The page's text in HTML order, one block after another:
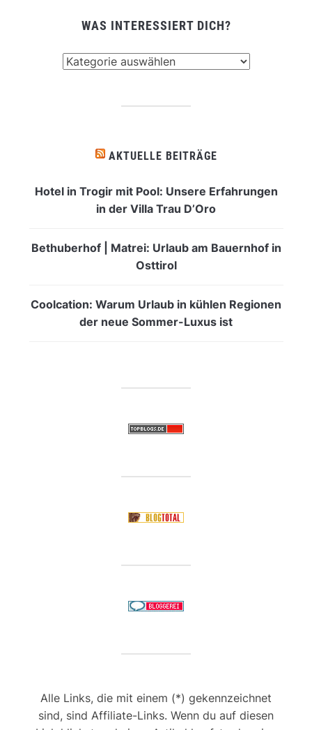
WAS INTERESSIERT DICH?
AKTUELLE BEITRÄGE
Hotel in Trogir mit Pool: Unsere Erfahrungen
in der Villa Trau D’Oro
Bethuberhof | Matrei: Urlaub am Bauernhof in
Osttirol
Coolcation: Warum Urlaub in kühlen Regionen
der neue Sommer-Luxus ist
Alle Links, die mit einem (*) gekennzeichnet
sind, sind Affiliate-Links. Wenn du auf diesen